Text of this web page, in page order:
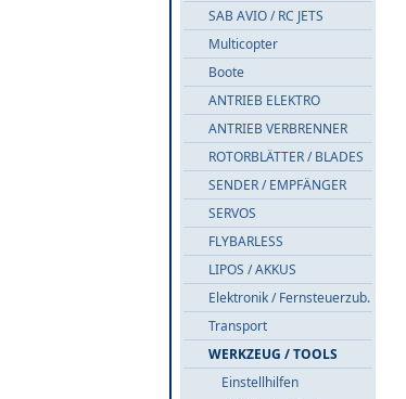
SAB AVIO / RC JETS
Multicopter
Boote
ANTRIEB ELEKTRO
ANTRIEB VERBRENNER
ROTORBLÄTTER / BLADES
SENDER / EMPFÄNGER
SERVOS
FLYBARLESS
LIPOS / AKKUS
Elektronik / Fernsteuerzub.
Transport
WERKZEUG / TOOLS
Einstellhilfen